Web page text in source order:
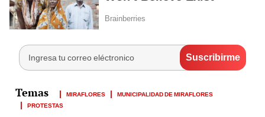
MIRAFLORES
MUNICIPALIDAD DE MIRAFLORES
PROTESTAS